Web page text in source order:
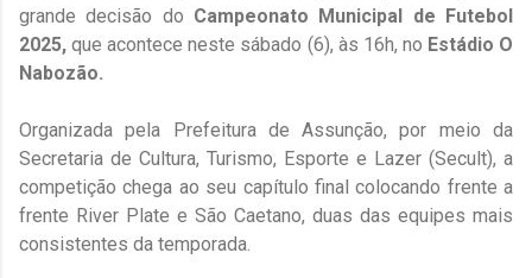
grande decisão do Campeonato Municipal de Futebol
2025, que acontece neste sábado (6), às 16h, no Estádio O
Nabozão.
Organizada pela Prefeitura de Assunção, por meio da
Secretaria de Cultura, Turismo, Esporte e Lazer (Secult), a
competição chega ao seu capítulo final colocando frente a
frente River Plate e São Caetano, duas das equipes mais
consistentes da temporada.